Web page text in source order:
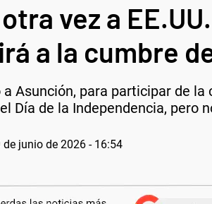
vez a
a la cumbre
Asunción, para participar de
Día de la Independencia,
de junio de 2026 - 16:54